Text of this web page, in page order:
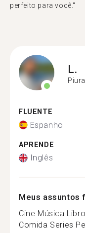
perfeito para você."
L.
Piura
FLUENTE
Espanhol
APRENDE
Inglês
Meus assuntos
Cine Música
Comida Series